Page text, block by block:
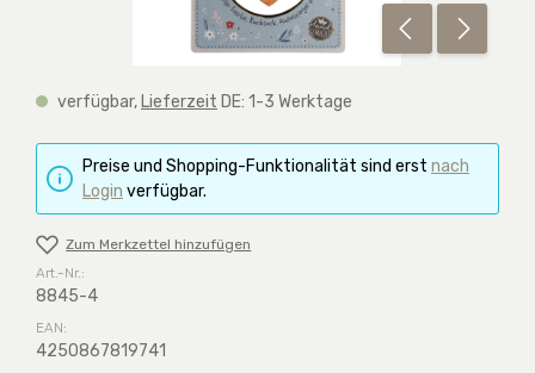
verfügbar, Lieferzeit DE: 1-3 Werktage
Preise und Shopping-Funktionalität sind erst nach
Login verfügbar.
Zum Merkzettel hinzufügen
Art.-Nr.:
8845-4
EAN:
4250867819741